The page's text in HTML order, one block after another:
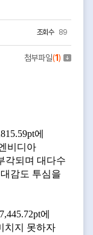
조회수 89
첨부파일(1)
에
비디아
각되며 대다수
감도 투심을
에
치지 못하자